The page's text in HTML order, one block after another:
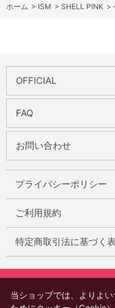
ホーム > ISM > SHELL PINK >
OFFICIAL
FAQ
お問い合わせ
プライバシーポリシー
ご利用規約
特定商取引法に基づく
当ショップでは、よりよ